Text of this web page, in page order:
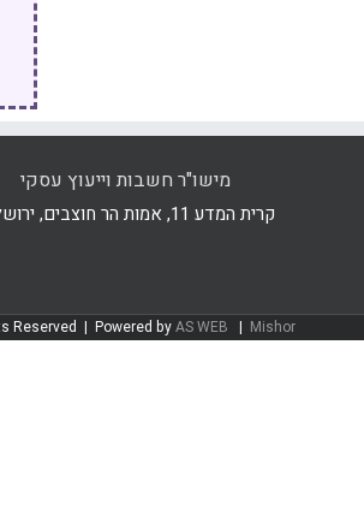
מישו"ר חשבות וייעוץ עסקי
קרית המדע 11, אמות הר חוצבים, ירושלים
Reserved | Powered byAS WEB | Mishor